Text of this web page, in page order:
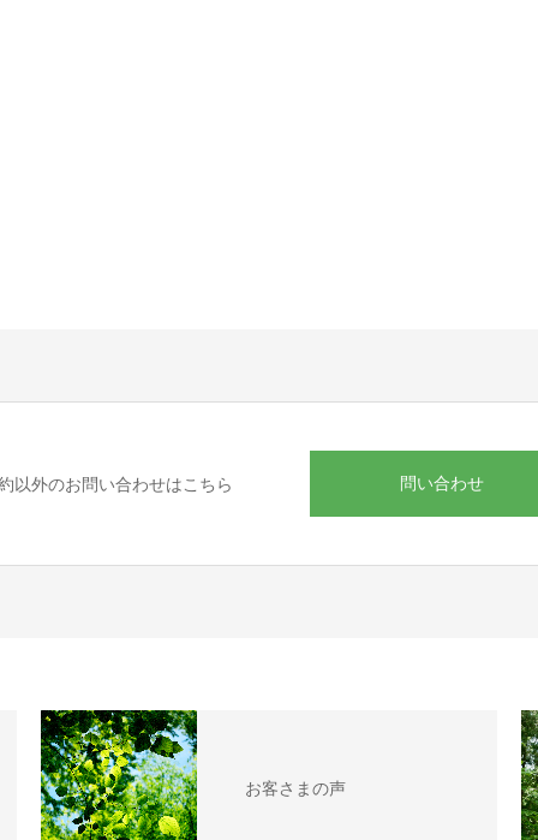
以外のお問い合わせはこちら 問い合わせ
お客さまの声